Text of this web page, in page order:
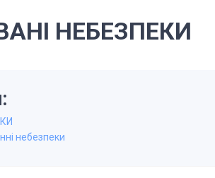
НЕБЕЗПЕКИ
небезпеки